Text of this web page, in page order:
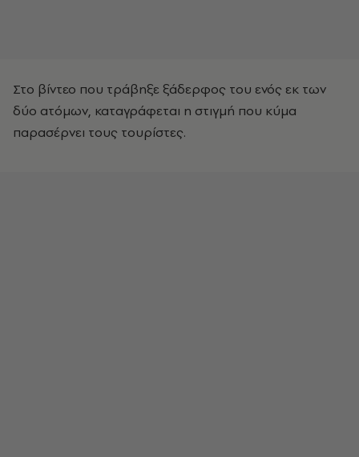
Στο βίντεο που τράβηξε ξάδερφος του ενός εκ των
δύο ατόμων, καταγράφεται η στιγμή που κύμα
παρασέρνει τους τουρίστες.